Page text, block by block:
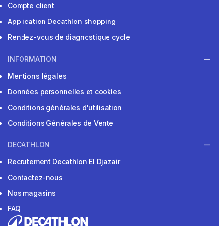
Compte client
Application Decathlon shopping
Rendez-vous de diagnostique cycle
INFORMATION
Mentions légales
Données personnelles et cookies
Conditions générales d'utilisation
Conditions Générales de Vente
DECATHLON
Recrutement Decathlon El Djazair
Contactez-nous
Nos magasins
FAQ